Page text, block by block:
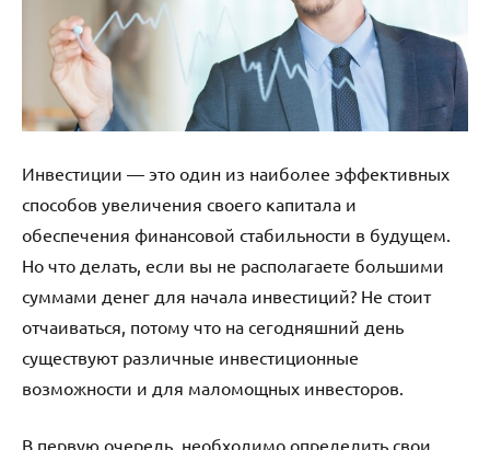
Инвестиции — это один из наиболее эффективных
способов увеличения своего капитала и
обеспечения финансовой стабильности в будущем.
Но что делать, если вы не располагаете большими
суммами денег для начала инвестиций? Не стоит
отчаиваться, потому что на сегодняшний день
существуют различные инвестиционные
возможности и для маломощных инвесторов.
В первую очередь, необходимо определить свои